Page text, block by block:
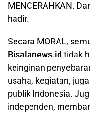
MENCERAHKAN.
hadir.
Secara MORAL,
Bisalanews.id tidak
keinginan
usaha, kegiatan,
publik Indonesia.
independen,